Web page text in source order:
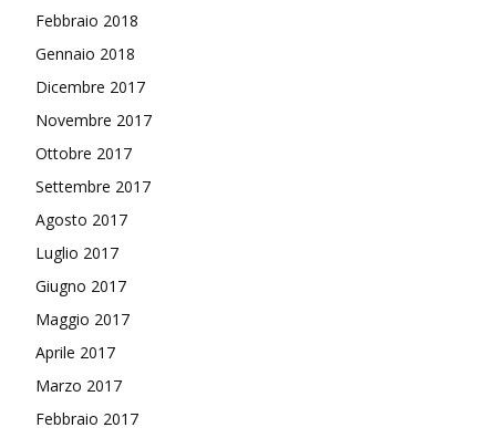
Febbraio 2018
Gennaio 2018
Dicembre 2017
Novembre 2017
Ottobre 2017
Settembre 2017
Agosto 2017
Luglio 2017
Giugno 2017
Maggio 2017
Aprile 2017
Marzo 2017
Febbraio 2017